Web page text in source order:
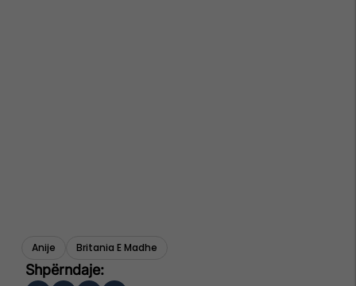
Anije Britania E Madhe